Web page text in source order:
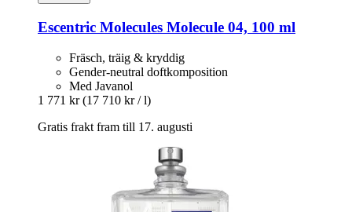
Escentric Molecules Molecule 04, 100 ml
Fräsch, träig & kryddig
Gender-neutral doftkomposition
Med Javanol
1 771 kr (17 710 kr / l)
Gratis frakt fram till 17. augusti